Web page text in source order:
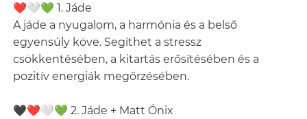
❤️🤍💚 1. Jáde
A jáde a nyugalom, a harmónia és a belső
egyensúly köve. Segíthet a stressz
csökkentésében, a kitartás erősítésében és a
pozitív energiák megőrzésében.
🖤❤️🤍💚 2. Jáde + Matt Ónix